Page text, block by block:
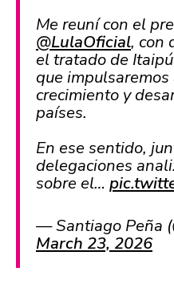
Me reuní con el
@LulaOficial, con
el tratado de
que
crecimiento y
países.
En ese sentido,
delegaciones
sobre el…
— Santiago Peña
March 23, 2026